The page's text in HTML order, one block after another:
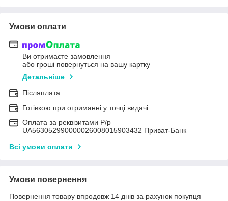
Умови оплати
Ви отримаєте замовлення
або гроші повернуться на вашу картку
Детальніше
Післяплата
Готівкою при отриманні у точці видачі
Оплата за реквізитами Р/р
UA563052990000026008015903432 Приват-Банк
Всі умови оплати
Умови повернення
Повернення товару впродовж 14 днів за рахунок покупця